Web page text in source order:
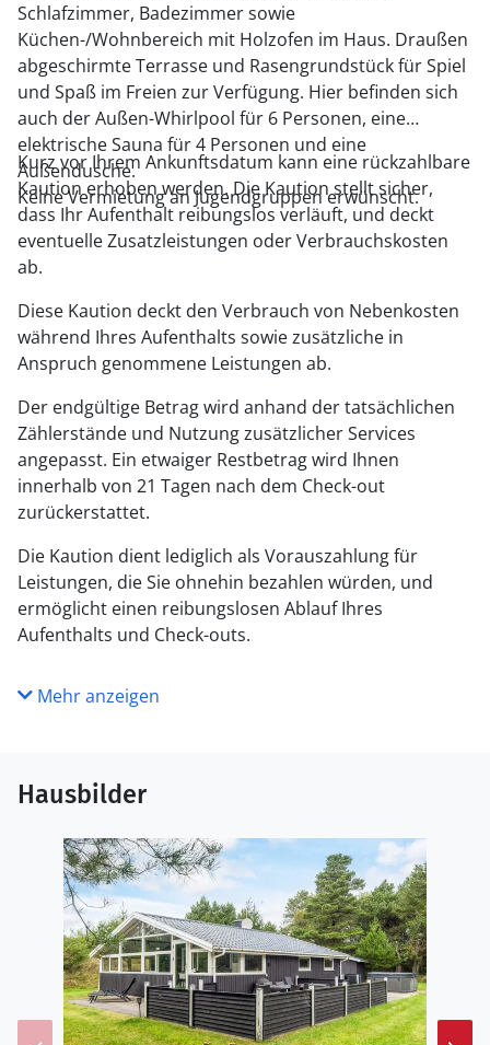
Schlafzimmer, Badezimmer sowie
Küchen-/Wohnbereich mit Holzofen im Haus. Draußen
abgeschirmte Terrasse und Rasengrundstück für Spiel
und Spaß im Freien zur Verfügung. Hier befinden sich
auch der Außen-Whirlpool für 6 Personen, eine
elektrische Sauna für 4 Personen und eine
Außendusche.
Keine Vermietung an Jugendgruppen erwünscht.
Kurz vor Ihrem Ankunftsdatum kann eine rückzahlbare
Kaution erhoben werden. Die Kaution stellt sicher,
dass Ihr Aufenthalt reibungslos verläuft, und deckt
eventuelle Zusatzleistungen oder Verbrauchskosten
ab.
Diese Kaution deckt den Verbrauch von Nebenkosten
während Ihres Aufenthalts sowie zusätzliche in
Anspruch genommene Leistungen ab.
Der endgültige Betrag wird anhand der tatsächlichen
Zählerstände und Nutzung zusätzlicher Services
angepasst. Ein etwaiger Restbetrag wird Ihnen
innerhalb von 21 Tagen nach dem Check-out
zurückerstattet.
Die Kaution dient lediglich als Vorauszahlung für
Leistungen, die Sie ohnehin bezahlen würden, und
ermöglicht einen reibungslosen Ablauf Ihres
Aufenthalts und Check-outs.
Mehr anzeigen
Hausbilder